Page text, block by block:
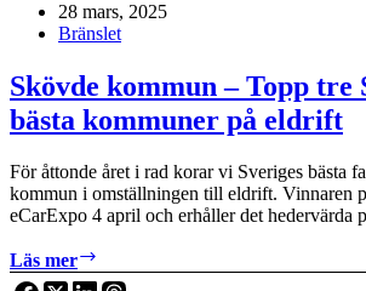
bästa
kommuner
eldrift
28 mars, 2025
Bränslet
Skövde kommun – Topp tre
bästa kommuner på eldrift
För åttonde året i rad korar vi Sveriges bästa
kommun i omställningen till eldrift. Vinnaren
eCarExpo 4 april och erhåller det
Läs mer
kommun